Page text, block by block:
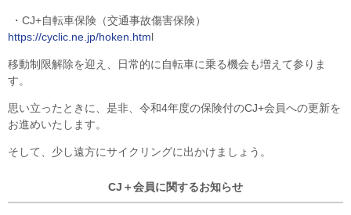
・CJ+自転車保険（交通事故傷害保険）
https://cyclic.ne.jp/hoken.html
移動制限解除を迎え、日常的に自転車に乗る機会も増えて参りま
す。
思い立ったときに、是非、令和4年度の保険付のCJ+会員への更新を
お進めいたします。
そして、少し遠方にサイクリングに出かけましょう。
CJ＋会員に関するお知らせ